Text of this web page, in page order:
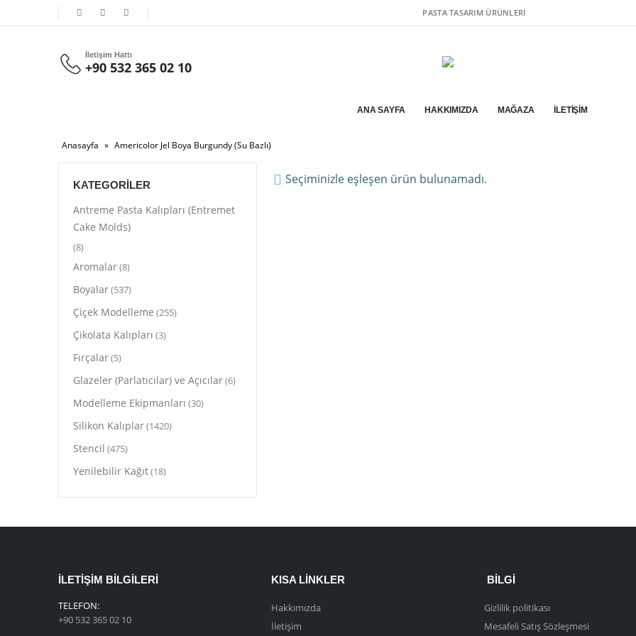
PASTA TASARIM ÜRÜNLERI
İletişim Hattı
+90 532 365 02 10
ANA SAYFA HAKKIMIZDA MAĞAZA İLETIŞIM
Anasayfa » Americolor Jel Boya Burgundy (Su Bazlı)
Seçiminizle eşleşen ürün bulunamadı.
KATEGORILER
Antreme Pasta Kalıpları (Entremet
Cake Molds)
(8)
Aromalar(8)
Boyalar(537)
Çiçek Modelleme (255)
Çikolata Kalıpları (3)
Fırçalar(5)
Glazeler (Parlatıcılar) ve Açıcılar(6)
Modelleme Ekipmanları (30)
Silikon Kalıplar(1420)
Stencil (475)
Yenilebilir Kağıt(18)
İLETIŞIM BILGILERI
TELEFON:
+90 532 365 02 10
KISA LINKLER
Hakkımızda
İletişim
BILGI
Gizlilik politikası
Mesafeli Satış Sözleşmesi